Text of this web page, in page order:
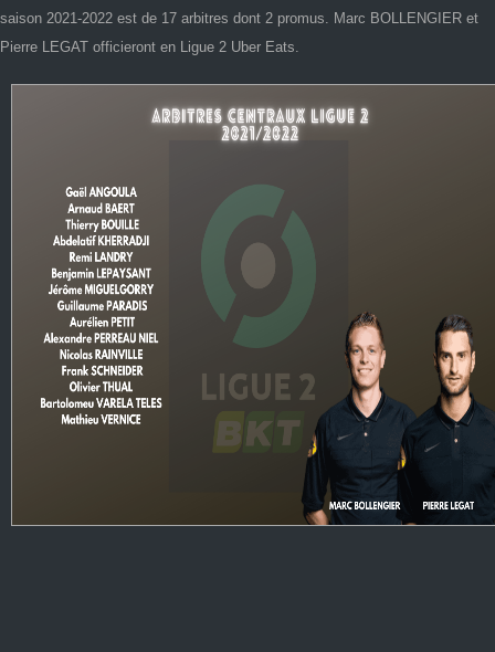
saison 2021-2022 est de 17 arbitres dont 2 promus. Marc BOLLENGIER et
Pierre LEGAT officieront en Ligue 2 Uber Eats.